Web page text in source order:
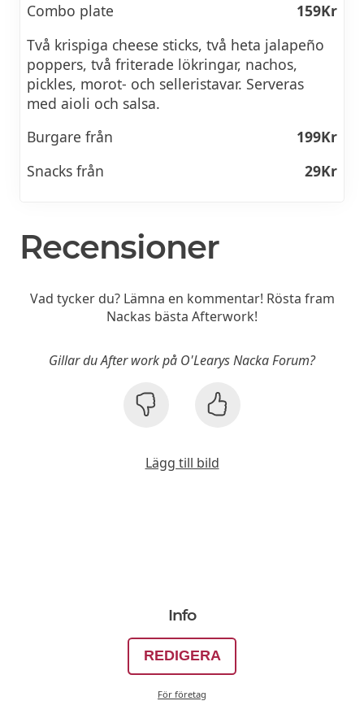
Combo plate
159Kr
Två krispiga cheese sticks, två heta jalapeño
poppers, två friterade lökringar, nachos,
pickles, morot- och selleristavar. Serveras
med aioli och salsa.
Burgare från
199Kr
Snacks från
29Kr
Recensioner
Vad tycker du? Lämna en kommentar! Rösta fram
Nackas bästa Afterwork!
Gillar du After work på O'Learys Nacka Forum?
Lägg till bild
Info
REDIGERA
För företag